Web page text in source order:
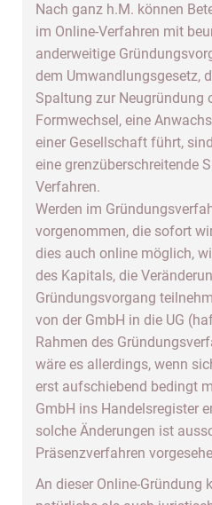
Nach ganz h.M. können
im Online-Verfahren mit
anderweitige
dem Umwandlungsgesetz,
Spaltung zur Neugründung
Formwechsel, eine
einer Gesellschaft führt,
eine grenzüberschreitende
Verfahren.
Werden im
vorgenommen, die sofort
dies auch online möglich,
des Kapitals, die
Gründungsvorgang
von der GmbH in die UG
Rahmen des
wäre es allerdings, wenn
erst aufschiebend bedingt
GmbH ins Handelsregister
solche Änderungen ist
Präsenzverfahren
An dieser Online-Gründung